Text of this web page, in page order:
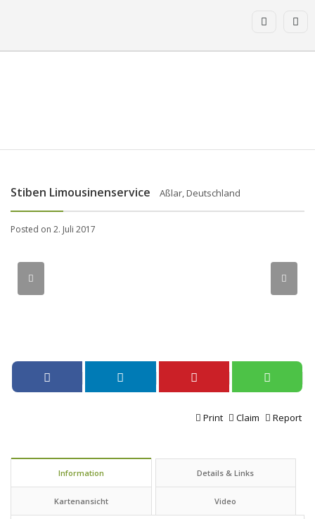
Stiben Limousinenservice Aßlar, Deutschland
Posted on 2. Juli 2017
Report
Claim
Print
Information Details & Links
Kartenansicht Video